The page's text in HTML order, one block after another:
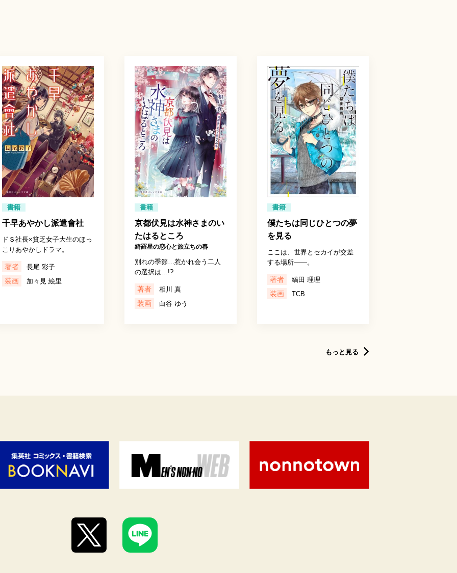
書籍
千早あやかし派遣會社
ドＳ社長×貧乏女子大生のほっ
こりあやかしドラマ。
著者 長尾 彩子
装画 加々見 絵里
書籍
京都伏見は水神さまのい
たはるところ
綺羅星の恋心と旅立ちの春
別れの季節…惹かれ会う二人
の選択は…!?
著者 相川 真
装画 白谷 ゆう
書籍
僕たちは同じひとつの夢
を見る
ここは、世界とセカイが交差
する場所――。
著者 縞田 理理
装画 TCB
もっと見る